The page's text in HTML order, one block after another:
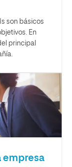
son básicos
En
principal
empresa